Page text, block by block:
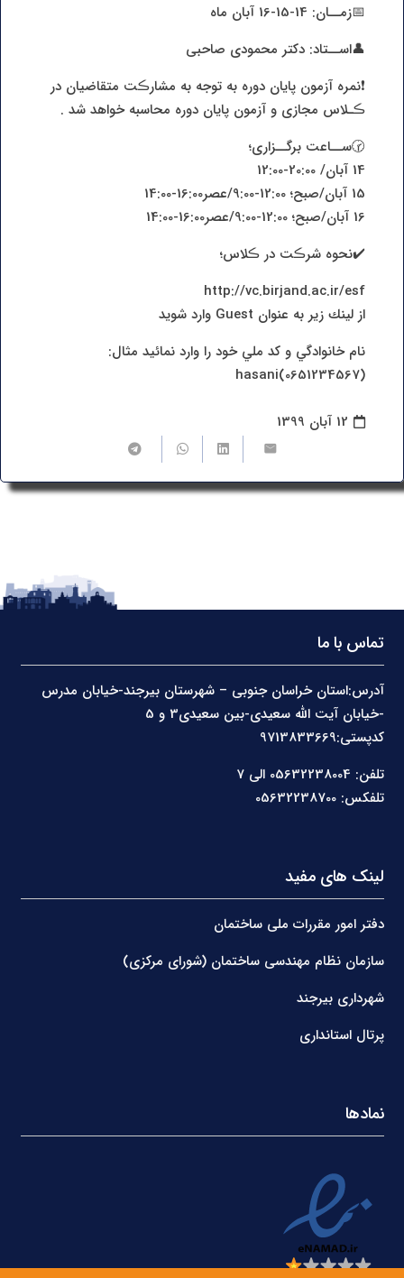
📅زمــان: 14-15-16 آبان ماه
👤اســتاد: دکتر محمودی صاحبی
❗️نمره آزمون پایان دوره به توجه به مشارڪت متقاضیان در
ڪـلاس مجازی و آزمون پایان دوره محاسبه خواهد شد .
🕝ســاعت برگــزاری؛
14 آبان/ 20:00-12:00
15 آبان/صبح؛ 12:00-9:00/عصر16:00-14:00
16 آبان/صبح؛ 12:00-9:00/عصر16:00-14:00
✔️نحوه شرڪت در ڪلاس؛
http://vc.birjand.ac.ir/esf
از لينك زير به عنوان Guest وارد شويد
نام خانوادگي و كد ملي خود را وارد نمائيد مثال:
hasani(0651234567)
12 آبان 1399
تماس با ما
آدرس:استان خراسان جنوبی – شهرستان بیرجند-خیابان مدرس
کدپستی:9713833669
تلفن: 05632238004 الی 7
تلفکس: 05632238700
لینک های مفید
دفتر امور مقررات ملی ساختمان
سازمان نظام مهندسی ساختمان (شورای مرکزی)
شهرداری بیرجند
پرتال استانداری
نمادها